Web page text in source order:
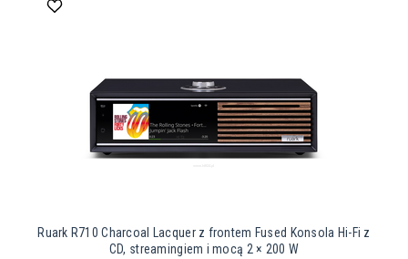
Ruark R710 Charcoal Lacquer z frontem Fused Konsola Hi-Fi z
CD, streamingiem i mocą 2 × 200 W